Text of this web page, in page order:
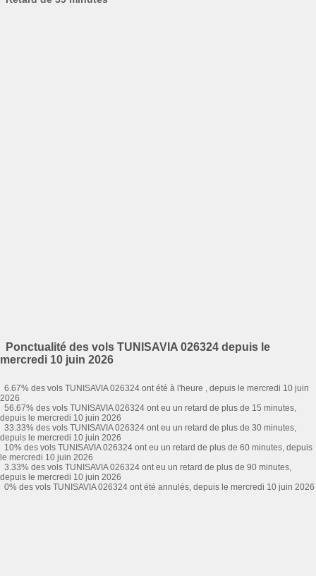
Ponctualité des vols TUNISAVIA 026324 depuis le
mercredi 10 juin 2026
6.67% des vols TUNISAVIA 026324 ont été à l'heure , depuis le mercredi 10 juin
2026
56.67% des vols TUNISAVIA 026324 ont eu un retard de plus de 15 minutes,
depuis le mercredi 10 juin 2026
33.33% des vols TUNISAVIA 026324 ont eu un retard de plus de 30 minutes,
depuis le mercredi 10 juin 2026
10% des vols TUNISAVIA 026324 ont eu un retard de plus de 60 minutes, depuis
le mercredi 10 juin 2026
3.33% des vols TUNISAVIA 026324 ont eu un retard de plus de 90 minutes,
depuis le mercredi 10 juin 2026
0% des vols TUNISAVIA 026324 ont été annulés, depuis le mercredi 10 juin 2026